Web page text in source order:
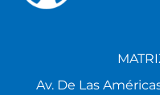
Av. De Las